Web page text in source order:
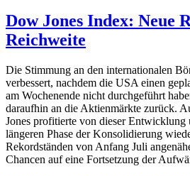
Dow Jones Index: Neue
Reichweite
Die Stimmung an den internationalen
verbessert, nachdem die USA einen
am Wochenende nicht durchgeführt
daraufhin an die Aktienmärkte zurück.
Jones profitierte von dieser Entwicklung
längeren Phase der Konsolidierung
Rekordständen von Anfang Juli
Chancen auf eine Fortsetzung der